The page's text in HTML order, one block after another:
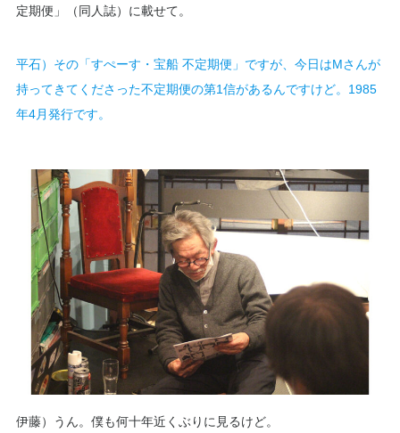
定期便」（同人誌）に載せて。
平石）その「すぺーす・宝船 不定期便」ですが、今日はMさんが
持ってきてくださった不定期便の第1信があるんですけど。1985
年4月発行です。
伊藤）うん。僕も何十年近くぶりに見るけど。